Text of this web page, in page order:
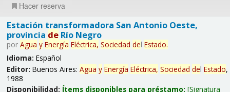
Hacer reserva
Estación transformadora San Antonio Oeste,
provincia deRío Negro
por Agua y Energía Eléctrica, Sociedad del Estado.
Idioma: Español
Editor: Buenos Aires: Agua y Energía Eléctrica, Sociedad del Estado,
1988
Disponibilidad: Ítems disponibles para préstamo: Signatura